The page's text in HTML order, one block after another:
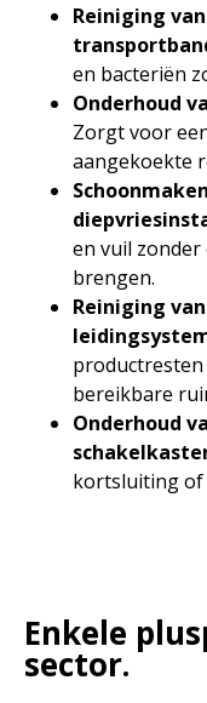
Reiniging
en bacteriën
Onderhoud
Zorgt voor
aangekoekte
en vuil
brengen.
Reiniging
bereikbare
Onderhoud
kortsluiting of
Enkele
sector.